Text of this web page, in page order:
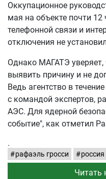
Оккупационное
мая на объекте почти
телефонной связи и
отключения не
Однако МАГАТЭ уверяет,
выявить причину и не
Ведь агентство в
с командой экспертов,
АЭС. Для ядерной
событие", как отметил
.
рафаэль гросси россия
Читать